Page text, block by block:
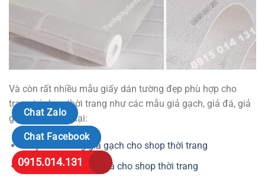
Và còn rất nhiều mẫu giấy dán tường đẹp phù hợp cho
trang trí shop thời trang như các mẫu giả gạch, giả đá, giả
gỗ … xem thêm tại:
Giấy dán tường giả gạch cho shop thời trang
Giấy dán tường giả đá cho shop thời trang
Chat Zalo
Chat Facebook
0915.014.131